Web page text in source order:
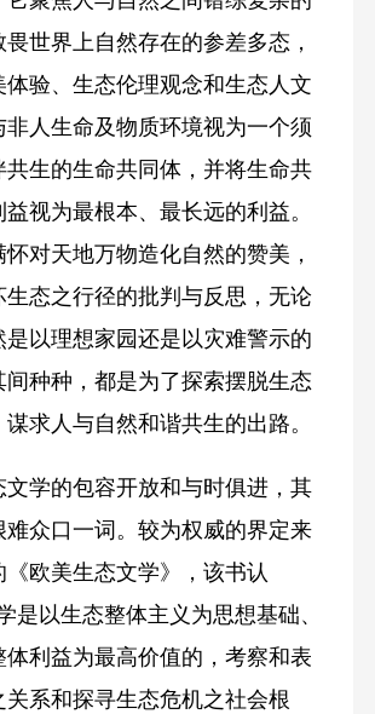
世界上自然存在的参差多态，
体验、生态伦理观念和生态人文
非人生命及物质环境视为一个须
共生的生命共同体，并将生命共
视为最根本、最长远的利益。
对天地万物造化自然的赞美，
生态之行径的批判与反思，无论
是以理想家园还是以灾难警示的
间种种，都是为了探索摆脱生态
求人与自然和谐共生的出路。
的包容开放和与时俱进，其
难众口一词。较为权威的界定来
《欧美生态文学》，该书认
是以生态整体主义为思想基础、
体利益为最高价值的，考察和表
系和探寻生态危机之社会根